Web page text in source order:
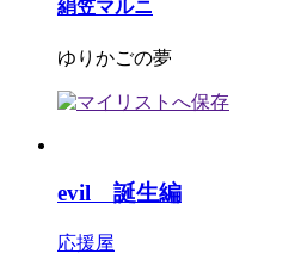
絹笠マルニ
ゆりかごの夢
evil 誕生編
応援屋